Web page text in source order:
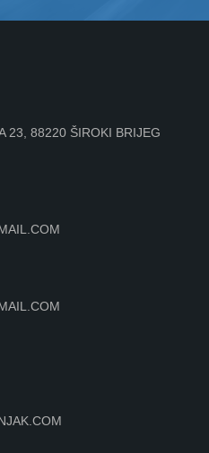
23, 88220 ŠIROKI BRIJEG